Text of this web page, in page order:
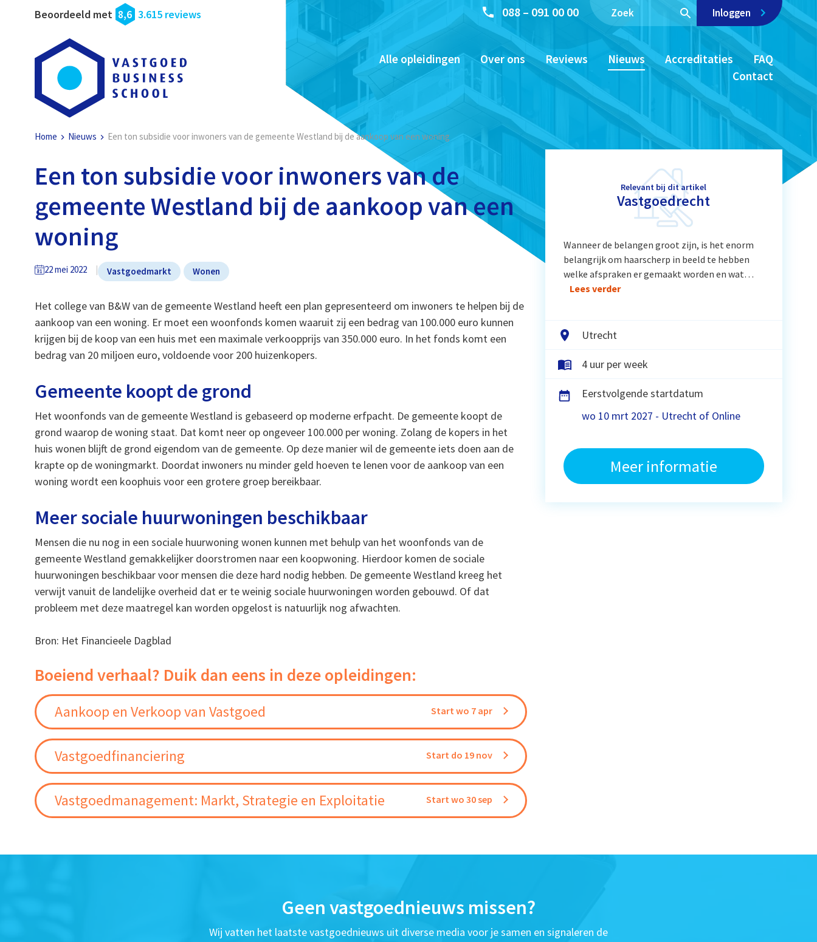
Beoordeeld met 8,6 3.615 reviews 088 – 091 00 00 Inloggen
Alle opleidingen Over ons Reviews Nieuws Accreditaties
FAQ
Contact
Home Nieuws Een ton subsidie voor inwoners van de gemeente Westland bij de aankoop van een woning
Een ton subsidie voor inwoners van de
gemeente Westland bij de aankoop van een
woning
22 mei 2022 Vastgoedmarkt Wonen
Het college van B&W van de gemeente Westland heeft een plan gepresenteerd om inwoners te helpen bij de
aankoop van een woning. Er moet een woonfonds komen waaruit zij een bedrag van 100.000 euro kunnen
krijgen bij de koop van een huis met een maximale verkoopprijs van 350.000 euro. In het fonds komt een
bedrag van 20 miljoen euro, voldoende voor 200 huizenkopers.
Gemeente koopt de grond
Het woonfonds van de gemeente Westland is gebaseerd op moderne erfpacht. De gemeente koopt de
grond waarop de woning staat. Dat komt neer op ongeveer 100.000 per woning. Zolang de kopers in het
huis wonen blijft de grond eigendom van de gemeente. Op deze manier wil de gemeente iets doen aan de
krapte op de woningmarkt. Doordat inwoners nu minder geld hoeven te lenen voor de aankoop van een
woning wordt een koophuis voor een grotere groep bereikbaar.
Meer sociale huurwoningen beschikbaar
Mensen die nu nog in een sociale huurwoning wonen kunnen met behulp van het woonfonds van de
gemeente Westland gemakkelijker doorstromen naar een koopwoning. Hierdoor komen de sociale
huurwoningen beschikbaar voor mensen die deze hard nodig hebben. De gemeente Westland kreeg het
verwijt vanuit de landelijke overheid dat er te weinig sociale huurwoningen worden gebouwd. Of dat
probleem met deze maatregel kan worden opgelost is natuurlijk nog afwachten.
Bron: Het Financieele Dagblad
Boeiend verhaal? Duik dan eens in deze opleidingen:
Aankoop en Verkoop van Vastgoed Start wo 7 apr
Vastgoedfinanciering Start do 19 nov
Vastgoedmanagement: Markt, Strategie en Exploitatie Start wo 30 sep
Relevant bij dit artikel
Vastgoedrecht
Wanneer de belangen groot zijn, is het enorm
belangrijk om haarscherp in beeld te hebben
welke afspraken er gemaakt worden en wat…
Lees verder
Utrecht
4 uur per week
Eerstvolgende startdatum
wo 10 mrt 2027 - Utrecht of Online
Meer informatie
Geen vastgoednieuws missen?
Wij vatten het laatste vastgoednieuws uit diverse media voor je samen en signaleren de